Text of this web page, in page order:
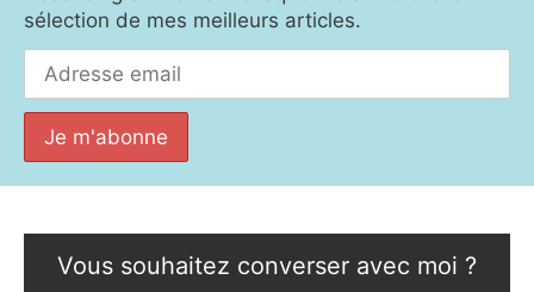
sélection de mes meilleurs articles.
Vous souhaitez converser avec moi ?